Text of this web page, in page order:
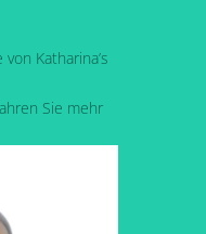
Katharina’s
Sie mehr